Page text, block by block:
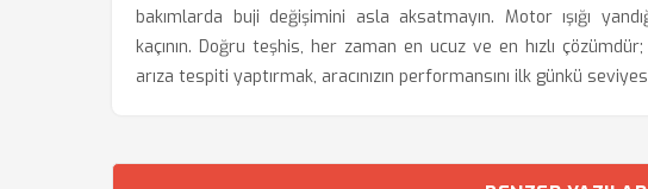
bakımlarda buji değişimini asla aksatmayın. Motor ışığı
kaçının. Doğru teşhis, her zaman en ucuz ve en hızlı
arıza tespiti yaptırmak, aracınızın performansını ilk günkü